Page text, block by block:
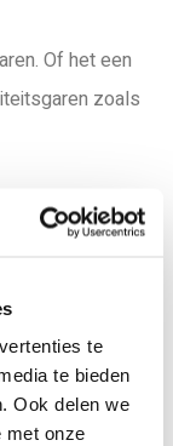
te
te bieden
Ook delen we
met onze
Of het een
zoals
hebben wij